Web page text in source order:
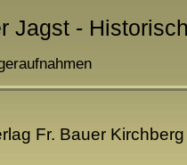
Jagst -
Fr. Bauer